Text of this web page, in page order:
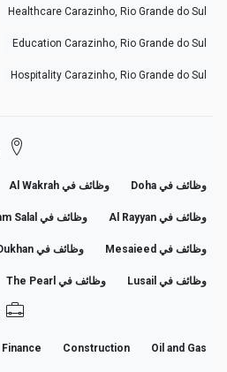
Healthcare Carazinho, Rio Grande do Sul
Education Carazinho, Rio Grande do Sul
Hospitality Carazinho, Rio Grande do Sul
وظائف في Doha وظائف في Al Wakrah
وظائف في Al Rayyan وظائف في Umm Salal
وظائف في Mesaieed وظائف في Dukhan
وظائف في Lusail وظائف في The Pearl
Oil and Gas
Construction
Finance